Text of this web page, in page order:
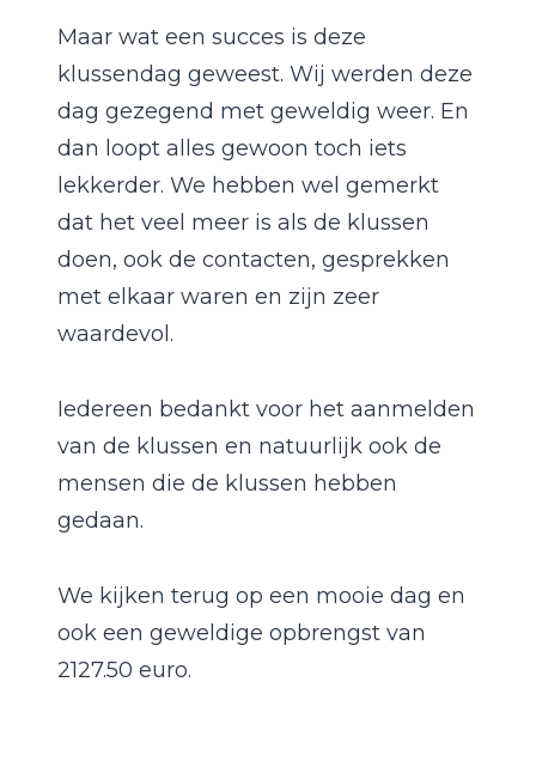
Maar wat een succes is deze
klussendag geweest. Wij werden deze
dag gezegend met geweldig weer. En
dan loopt alles gewoon toch iets
lekkerder. We hebben wel gemerkt
dat het veel meer is als de klussen
doen, ook de contacten, gesprekken
met elkaar waren en zijn zeer
waardevol.
Iedereen bedankt voor het aanmelden
van de klussen en natuurlijk ook de
mensen die de klussen hebben
gedaan.
We kijken terug op een mooie dag en
ook een geweldige opbrengst van
2127.50 euro.